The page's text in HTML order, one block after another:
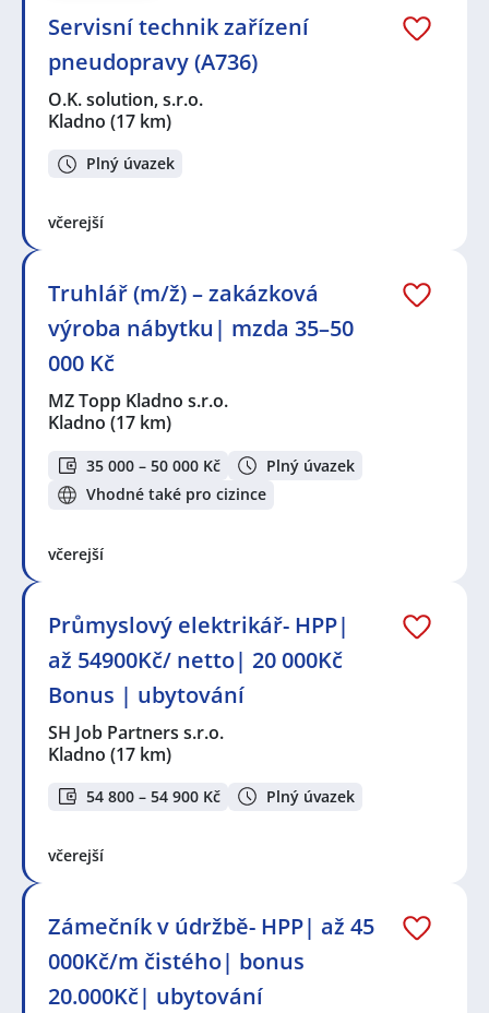
Servisní technik zařízení
pneudopravy (A736)
O.K. solution, s.r.o.
Kladno (17 km)
Plný úvazek
včerejší
Truhlář (m/ž) – zakázková
výroba nábytku| mzda 35–50
000 Kč
MZ Topp Kladno s.r.o.
Kladno (17 km)
35 000 – 50 000 Kč
Plný úvazek
Vhodné také pro cizince
včerejší
Průmyslový elektrikář- HPP|
až 54900Kč/ netto| 20 000Kč
Bonus | ubytování
SH Job Partners s.r.o.
Kladno (17 km)
54 800 – 54 900 Kč Plný úvazek
včerejší
Zámečník v údržbě- HPP| až 45
000Kč/m čistého| bonus
20.000Kč| ubytování